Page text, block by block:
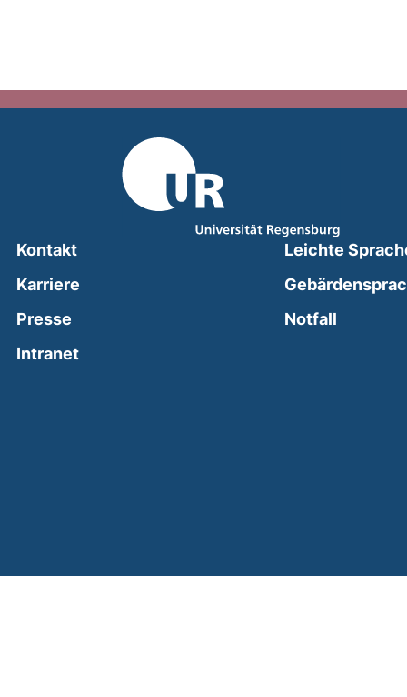
Kontakt
Karriere
Presse
Intranet(external link, opens in a new window)
Leichte
Notfall